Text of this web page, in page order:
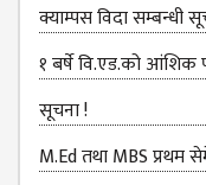
PRACTICE
TEACHING
MANAGEMENT
CELL
DEPARTMENT
क्याम्पस विदा सम्बन्धी
१ बर्षे वि.एड.को आंशिक
सूचना !
M.Ed तथा MBS प्रथम